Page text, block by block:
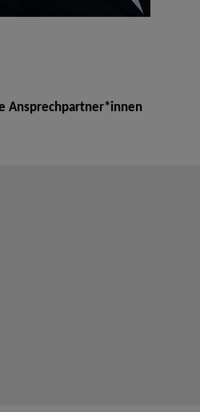
Ansprechpartner*innen